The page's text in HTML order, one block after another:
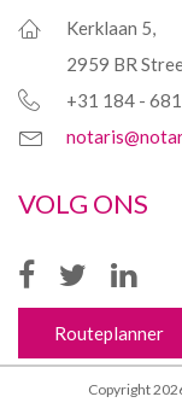
VOLG ONS
Routeplanner
Copyright